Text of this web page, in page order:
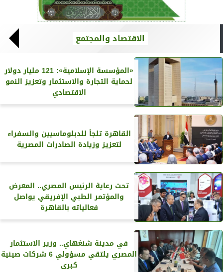
الاقتصاد والمجتمع
«المؤسسة الإسلامية»: 121 مليار دولار
لحماية التجارة والاستثمار وتعزيز النمو
الاقتصادي
القاهرة تلجأ للدبلوماسيين والسفراء
لتعزيز وزيادة الصادرات المصرية
تحت رعاية الرئيس المصري.. المعرض
والمؤتمر الطبي الإفريقي يواصل
فعالياته بالقاهرة
في مدينة شنغهاي.. وزير الاستثمار
المصري يلتقي مسؤولي 6 شركات صينية
كبرى